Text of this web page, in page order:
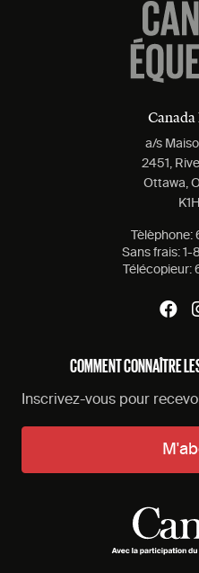
Canada
a/s
2451,
Ottawa,
Tèlèphone:
Sans frais: 1-
Télécopieur:
COMMENT CONNAÎTRE
Inscrivez-vous pour